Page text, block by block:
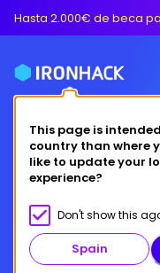
Hasta 2.000€ de beca
This page is
country than where
like to update your
experience?
Don't show this
Spain
Términos y